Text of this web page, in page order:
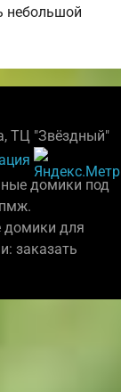
небольшой
ТЦ "Звёздный"
домики под
домики для
заказать